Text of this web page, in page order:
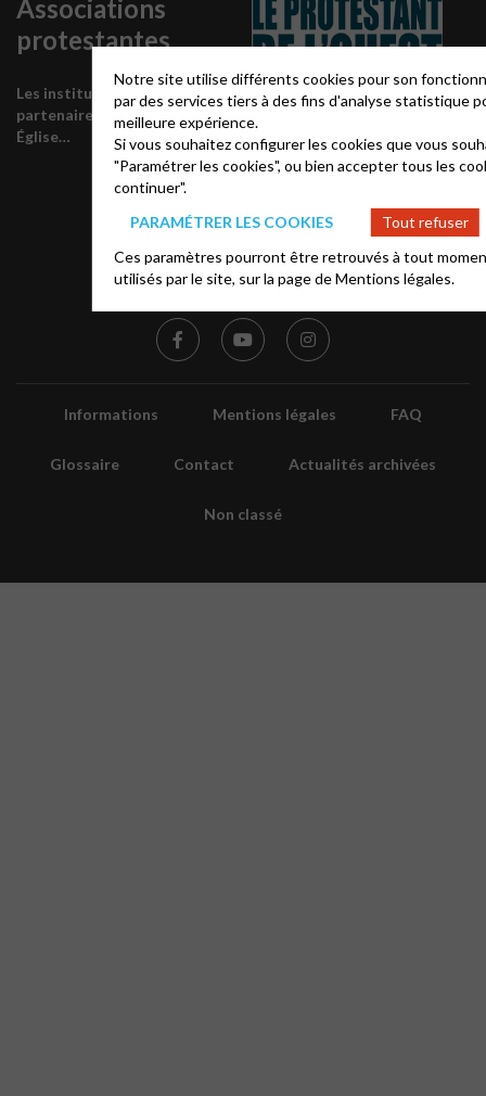
Associations
protestantes
Les institutions
partenaires de notre
Église…
Soutenir Le
Protestant de
FAIRE UN DON
Informations Mentions légales FAQ
Glossaire Contact Actualités archivées
Non classé
Notre site utilise différents cookies pour son
par des services tiers à des fins d'analyse statistique
meilleure expérience.
Si vous souhaitez configurer les cookies que vous
"Paramétrer les cookies", ou bien accepter tous les
continuer".
PARAMÉTRER LES COOKIES
Tout refuser
Ces paramètres pourront être retrouvés à tout
utilisés par le site, sur la page deMentions légales.